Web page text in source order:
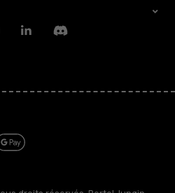
LinkedinDiscord